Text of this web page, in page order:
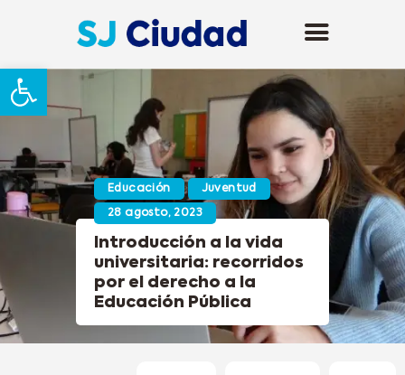
Abrir barra de herramientas
Educación Juventud
28 agosto, 2023
Introducción a la vida
universitaria: recorridos
por el derecho a la
Educación Pública